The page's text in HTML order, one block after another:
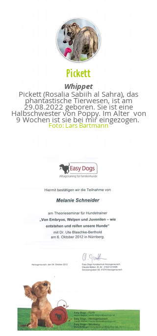
Pickett
Whippet
Pickett (Rosalia Sabiih al Sahra), das
phantastische Tierwesen, ist am
29.08.2022 geboren. Sie ist eine
Halbschwester von Poppy. Im Alter von
9 Wochen ist sie bei mir eingezogen.
Foto: Lars Bartmann